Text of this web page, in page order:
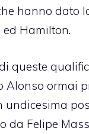
hanno dato
ed Hamilton.
queste
Alonso ormai
undicesima
da Felipe